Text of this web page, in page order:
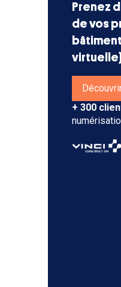
Prenez
de vos
+ 300